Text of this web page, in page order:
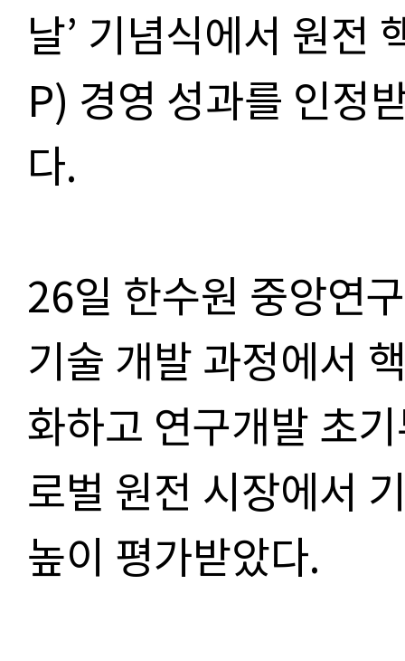
날’ 기념식에서 원전
P) 경영 성과를 인정
다.
26일 한수원 중앙연
기술 개발 과정에서
화하고 연구개발 초
로벌 원전 시장에서
높이 평가받았다.